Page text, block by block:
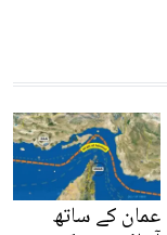
عمان کے ساتھ